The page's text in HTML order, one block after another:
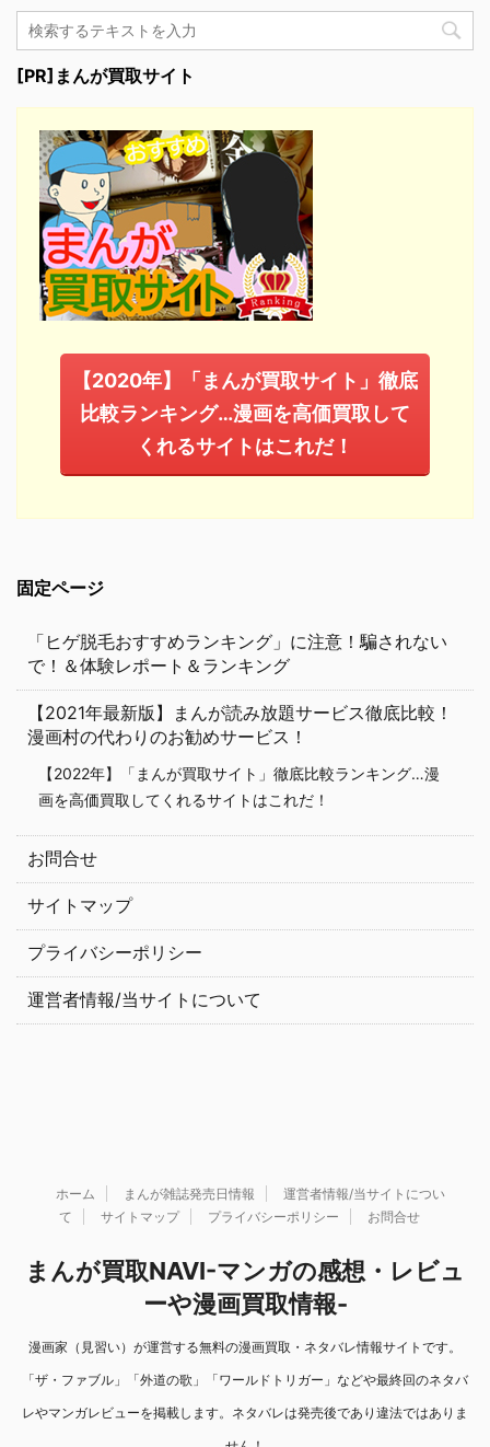
[PR]まんが買取サイト
【2020年】「まんが買取サイト」徹底
比較ランキング…漫画を高価買取して
くれるサイトはこれだ！
固定ページ
「ヒゲ脱毛おすすめランキング」に注意！騙されない
で！＆体験レポート＆ランキング
【2021年最新版】まんが読み放題サービス徹底比較！
漫画村の代わりのお勧めサービス！
【2022年】「まんが買取サイト」徹底比較ランキング…漫
画を高価買取してくれるサイトはこれだ！
お問合せ
サイトマップ
プライバシーポリシー
運営者情報/当サイトについて
ホーム まんが雑誌発売日情報
運営者情報/当サイトについ
て
サイトマップ プライバシーポリシー お問合せ
まんが買取NAVI-マンガの感想・レビュ
ーや漫画買取情報-
漫画家（見習い）が運営する無料の漫画買取・ネタバレ情報サイトです。
「ザ・ファブル」「外道の歌」「ワールドトリガー」などや最終回のネタバ
レやマンガレビューを掲載します。ネタバレは発売後であり違法ではありま